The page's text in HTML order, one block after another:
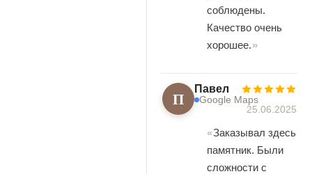
соблюдены.
Качество очень
хорошее.
П Павел
Google Maps
25.06.2025
Заказывал здесь
памятник. Были
сложности с